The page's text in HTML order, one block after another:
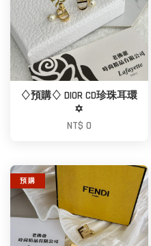
♢預購♢ DIOR CD珍珠耳環
✡
NT$ 0
預 購